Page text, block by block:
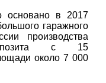
основано в 2017
гаражного
производства
с 15
около 7 000